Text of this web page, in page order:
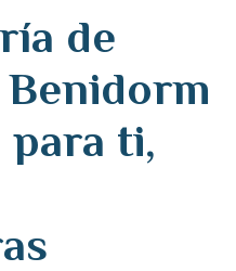
de
para ti,